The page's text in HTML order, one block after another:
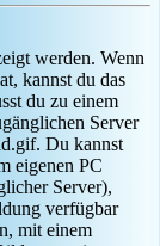
werden. Wenn
kannst du das
du zu einem
Server
Du kannst
eigenen PC
Server),
verfügbar
mit einem